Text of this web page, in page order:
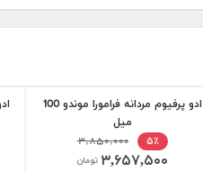
ادو پرفیوم مردانه فرامورا موندو 100
میل
۵٪
۳,۸۵۰,۰۰۰
۳,۶۵۷,۵۰۰ تومان